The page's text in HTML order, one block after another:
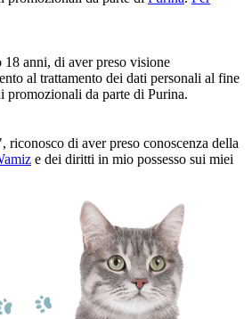
anni, di aver preso visione
al trattamento dei dati personali al fine
promozionali da parte di Purina.
di aver preso conoscenza della
e dei diritti in mio possesso sui miei